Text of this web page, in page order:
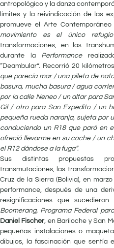
antropológico y la danza
límites y la reivindicación de las
promueve el Arte
movimiento es el único
transformaciones, en las
durante la Performance
“Deambular”. Recorrió 20
que parecía mar / una pileta de
basura, mucha basura / agua
por la calle Neneo / un altar para
Gil / otro para San Expedito / un
pequeña rueda naranja, sujeta por
conduciendo un R18 que paró en
ofreció llevarme en su coche / un
el R12 dándose a la fuga”.
Sus distintas propuestas
transmutaciones, las
Cruz de la Sierra (Bolivia), en
performance, después de una
resignificaciones que
Boomerang, Programa Federal
Daniel Fischer, en Bariloche y San
pequeñas instalaciones o
dibujos, la fascinación que sentía